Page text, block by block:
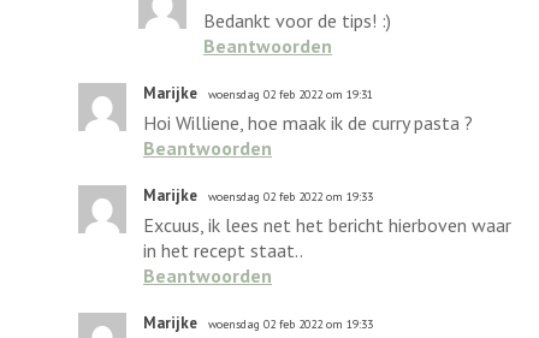
Bedankt voor de tips! :)
Beantwoorden
Marijke woensdag 02 feb 2022 om 19:31
Hoi Williene, hoe maak ik de curry pasta ?
Beantwoorden
Marijke woensdag 02 feb 2022 om 19:33
Excuus, ik lees net het bericht hierboven waar
in het recept staat..
Beantwoorden
Marijke woensdag 02 feb 2022 om 19:33